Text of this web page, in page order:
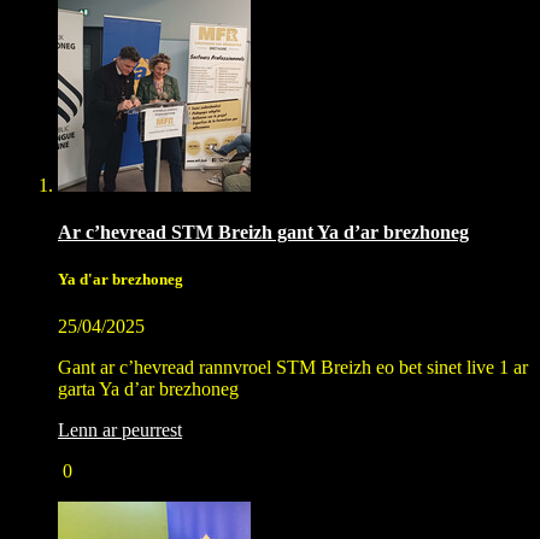
Ar c’hevread STM Breizh gant Ya d’ar brezhoneg
Ya d'ar brezhoneg
25/04/2025
Gant ar c’hevread rannvroel STM Breizh eo bet sinet live 1 ar
garta Ya d’ar brezhoneg
Lenn ar peurrest
0